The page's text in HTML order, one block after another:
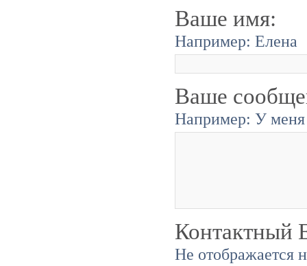
Ваше имя:
Например: Елена
Ваше
Например: У меня
Контактный
Не отображается